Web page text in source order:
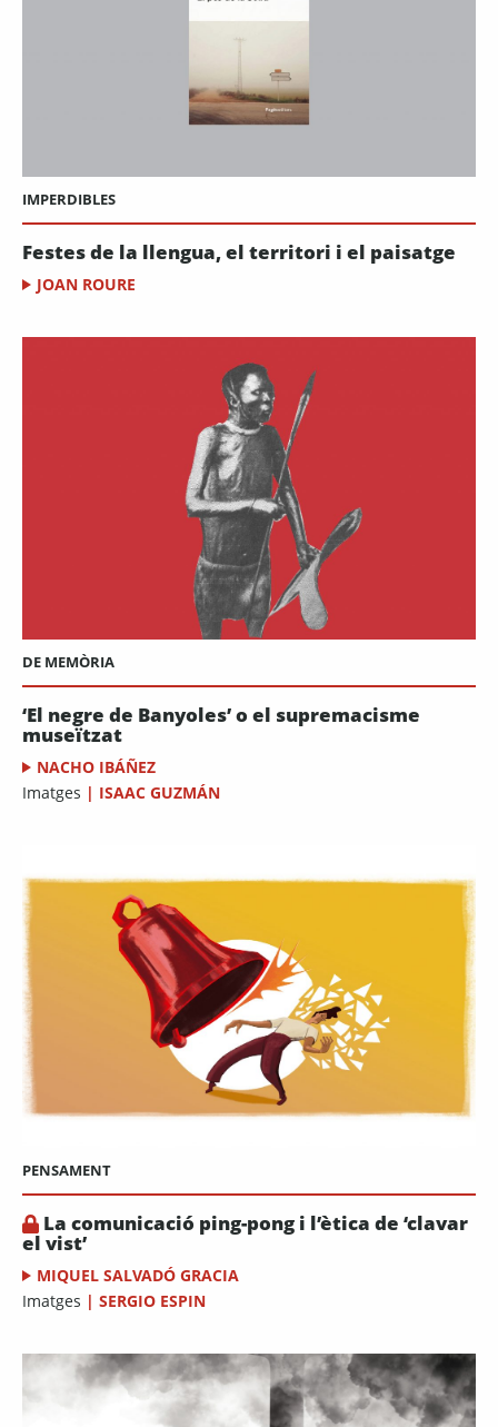
IMPERDIBLES
Festes de la llengua, el territori i el paisatge
JOAN ROURE
DE MEMÒRIA
‘El negre de Banyoles’ o el supremacisme
museïtzat
NACHO IBÁÑEZ
Imatges | ISAAC GUZMÁN
PENSAMENT
La comunicació ping-pong i l’ètica de ‘clavar
el vist’
MIQUEL SALVADÓ GRACIA
Imatges | SERGIO ESPIN